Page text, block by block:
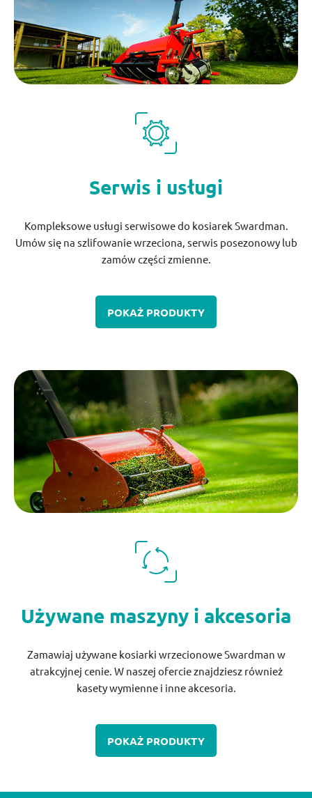
Serwis i usługi
Kompleksowe usługi serwisowe do kosiarek Swardman.
Umów się na szlifowanie wrzeciona, serwis posezonowy lub
zamów części zmienne.
POKAŻ PRODUKTY
Używane maszyny i akcesoria
Zamawiaj używane kosiarki wrzecionowe Swardman w
atrakcyjnej cenie. W naszej ofercie znajdziesz również
kasety wymienne i inne akcesoria.
POKAŻ PRODUKTY